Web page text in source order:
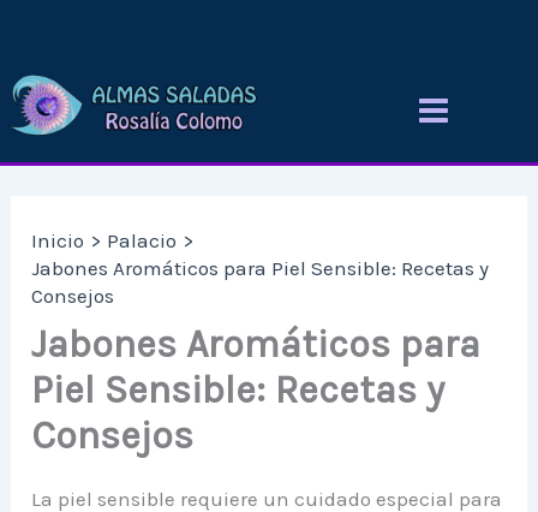
contenido
Inicio
Palacio
Jabones Aromáticos para Piel Sensible: Recetas y
Consejos
Jabones Aromáticos para
Piel Sensible: Recetas y
Consejos
La piel sensible requiere un cuidado especial para